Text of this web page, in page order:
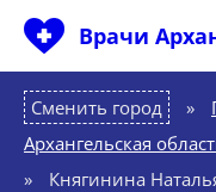
Врачи
Сменить город
Архангельская
»
Княгинина